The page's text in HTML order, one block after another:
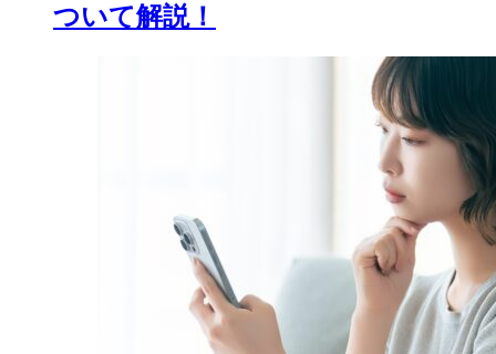
ついて解説！